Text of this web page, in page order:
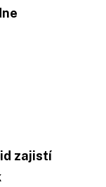
zajistí